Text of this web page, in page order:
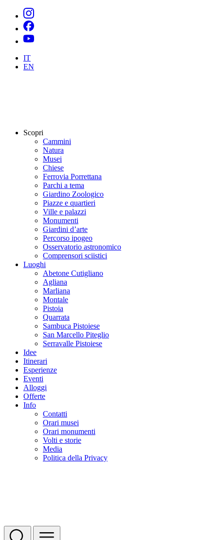
IT
EN
Scopri
Cammini
Natura
Musei
Chiese
Ferrovia Porrettana
Parchi a tema
Giardino Zoologico
Piazze e quartieri
Ville e palazzi
Monumenti
Giardini d’arte
Percorso ipogeo
Osservatorio astronomico
Comprensori sciistici
Luoghi
Abetone Cutigliano
Agliana
Marliana
Montale
Pistoia
Quarrata
Sambuca Pistoiese
San Marcello Piteglio
Serravalle Pistoiese
Idee
Itinerari
Esperienze
Eventi
Alloggi
Offerte
Info
Contatti
Orari musei
Orari monumenti
Volti e storie
Media
Politica della Privacy